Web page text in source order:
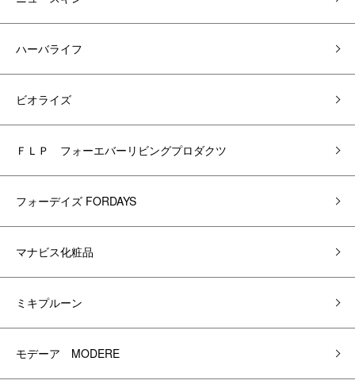
ハーバライフ
ビオライズ
ＦＬＰ フォーエバーリビングプロダクツ
フォーデイズ FORDAYS
マナビス化粧品
ミキプルーン
モデーア MODERE